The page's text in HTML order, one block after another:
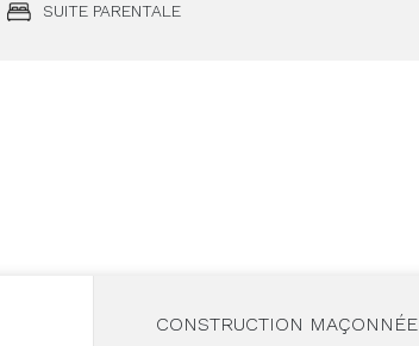
SUITE PARENTALE
CONSTRUCTION MAÇONNÉE